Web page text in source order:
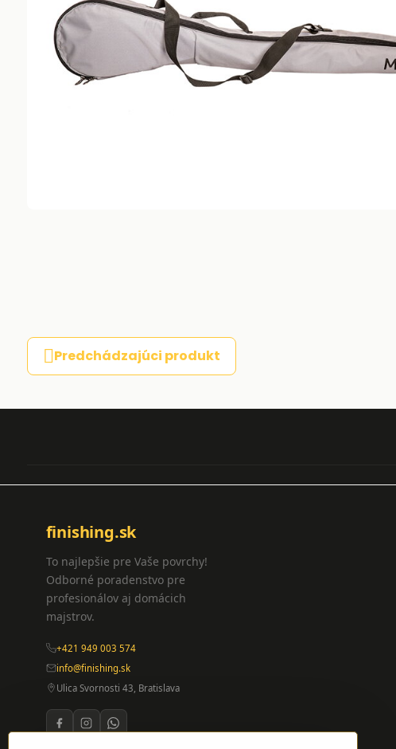
Predchádzajúci produkt
finishing.sk
To najlepšie pre Vaše povrchy!
Odborné poradenstvo pre
profesionálov aj domácich
majstrov.
+421 949 003 574
info@finishing.sk
Ulica Svornosti 43, Bratislava